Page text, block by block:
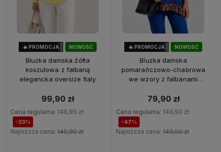
NOWOŚĆ
OKAZJA
🔥 PROMOCJA
Bluzka damska żółta
koszulowa z falbaną
elegancka oversize Italy
99,90 zł
Cena regularna: 149,90 zł
-33%
Najniższa cena: 149,90 zł
NOWOŚĆ
🔥 PROMOCJA
Bluzka damska
pomarańczowo-chabrowa
we wzory z falbanami
79,90 zł
Cena regularna: 149,90 zł
-47%
Najniższa cena: 149,90 zł